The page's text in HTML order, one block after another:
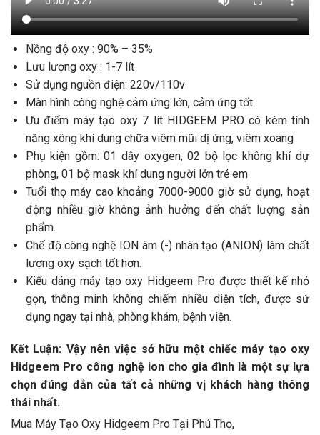
Nồng độ oxy : 90% – 35%
Lưu lượng oxy : 1-7 lít
Sử dụng nguồn điện: 220v/110v
Màn hình công nghệ cảm ứng lớn, cảm ứng tốt.
Ưu điểm máy tạo oxy 7 lít HIDGEEM PRO có kèm tính
năng xông khí dung chữa viêm mũi dị ứng, viêm xoang
Phụ kiện gồm: 01 dây oxygen, 02 bộ lọc không khí dự
phòng, 01 bộ mask khí dung người lớn trẻ em
Tuổi thọ máy cao khoảng 7000-9000 giờ sử dụng, hoạt
động nhiều giờ không ảnh hưởng đến chất lượng sản
phẩm.
Chế độ công nghệ ION âm (-) nhân tạo (ANION) làm chất
lượng oxy sạch tốt hơn.
Kiểu dáng máy tạo oxy Hidgeem Pro được thiết kế nhỏ
gọn, thông minh không chiếm nhiều diện tích, được sử
dụng ngay tại nhà, phòng khám, bệnh viện.
Kết Luận: Vậy nên việc sở hữu một chiếc máy tạo oxy
Hidgeem Pro công nghệ ion cho gia đình là một sự lựa
chọn đúng đắn của tất cả những vị khách hàng thông
thái nhất.
Mua Máy Tạo Oxy Hidgeem Pro Tại Phú Thọ,